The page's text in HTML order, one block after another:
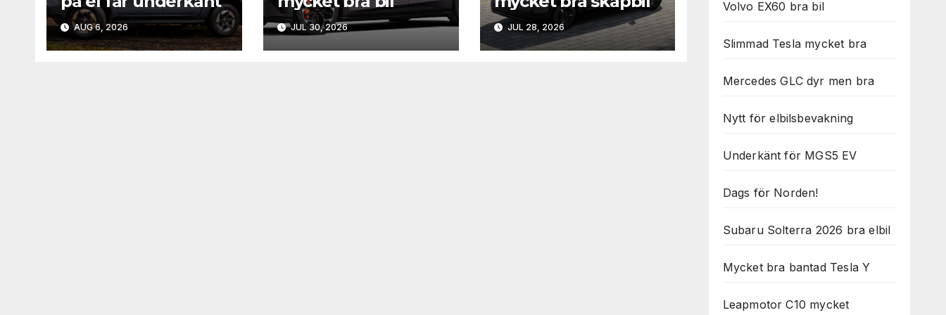
AUG 6, 2026 JUL 30, 2026 JUL 28, 2026
Volvo EX60 bra bil
Slimmad Tesla mycket bra
Mercedes GLC dyr men bra
Nytt för elbilsbevakning
Underkänt för MGS5 EV
Dags för Norden!
Subaru Solterra 2026 bra elbil
Mycket bra bantad Tesla Y
Leapmotor C10 mycket